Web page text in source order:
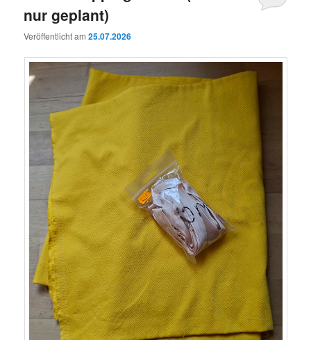
nur geplant)
Veröffentlicht am25.07.2026